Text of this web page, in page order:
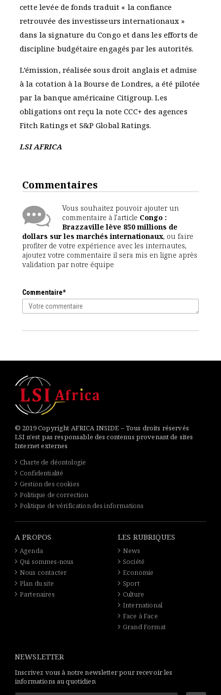
cette levée de fonds traduit « la confiance
retrouvée des investisseurs internationaux »
dans la signature du Congo et dans les efforts de
discipline budgétaire engagés par les autorités.
L’émission, réalisée sous droit anglais et admise
à la cotation à la Bourse de Londres, a été pilotée
par la banque américaine Citigroup. Les
obligations ont reçu la note CCC+ des agences
Fitch Ratings et S&P Global Ratings.
LSI AFRICA
Commentaires
Vous souhaitez pouvoir ajouter un
commentaire à l'article Congo :
Brazzaville lève 850 millions de
dollars sur les marchés internationaux, ou faire
profiter de votre expérience avec les internautes,
ajoutez votre commentaire il sera mis en ligne après
validation par notre équipe
Commentaire*
© 2019 Copyright AFRICA INSIDE – Tous droits réservés
LSI n'est pas responsable des contenus provenant de sites
Internet externes
Charte de déontologie
Confidentialité
Gestion des cookies
Politique de correction
Politique de vérification des informations
A PROPOS
Agenda
Qui sommes-nous
Nous contacter
Plan du site
Partenaires
LES RUBRIQUES
News
Société
Economie
Sport
Culture
International
Face à Face
Grand Format
NEWSLETTER
Inscrivez vous à notre newsletter pour recevoir les
informations au quotidien